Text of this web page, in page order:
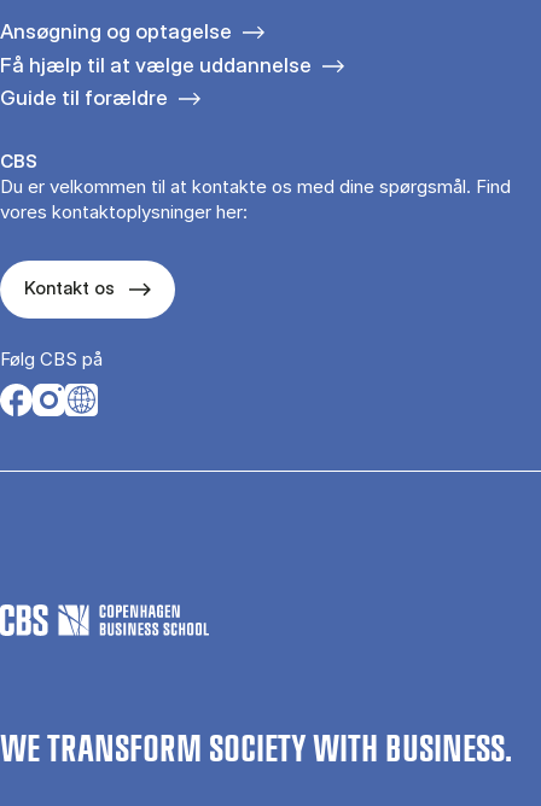
Ansøgning og optagelse
Få hjælp til at vælge uddannelse
Guide til forældre
CBS
Du er velkommen til at kontakte os med dine spørgsmål. Find
vores kontaktoplysninger her:
Kontakt os
Følg CBS på
Opens in a new tab
Opens in a new tab
Opens in a new tab
WE TRANSFORM SOCIETY WITH BUSINESS.